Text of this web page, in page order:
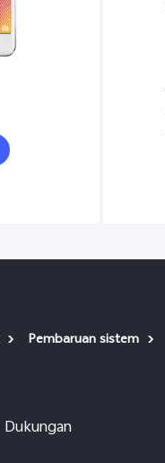
Pembaruan sistem
Dukungan